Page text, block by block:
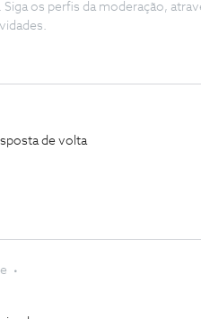
os perfis da moderação,
de volta